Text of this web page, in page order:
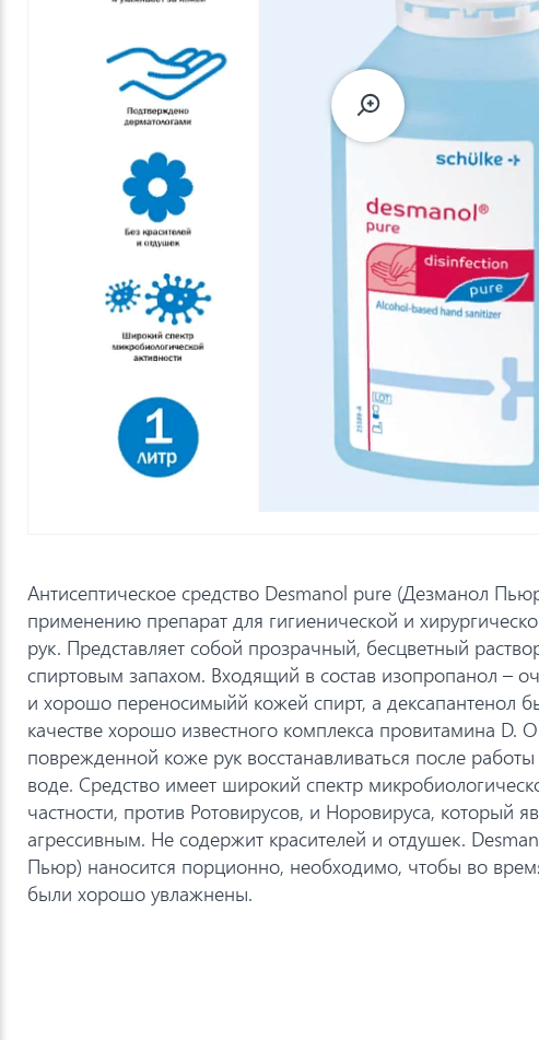
Антисептическое средство Desmanol pure (Дезманол
применению препарат для гигиенической и
рук. Представляет собой прозрачный, бесцветный
спиртовым запахом. Входящий в состав изопропанол –
и хорошо переносимыйй кожей спирт, а дексапантенол
качестве хорошо известного комплекса провитамина D.
поврежденной коже рук восстанавливаться после
воде. Средство имеет широкий спектр
частности, против Ротовирусов, и Норовируса, который
агрессивным. Не содержит красителей и отдушек.
Пьюр) наносится порционно, необходимо, чтобы во
были хорошо увлажнены.